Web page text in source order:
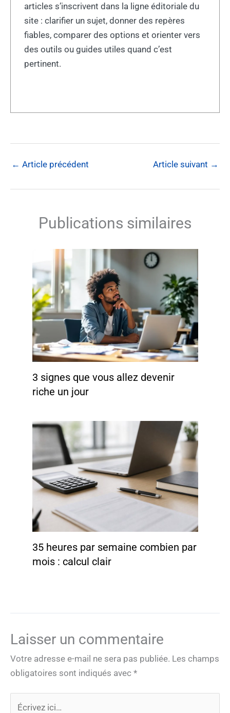
articles s’inscrivent dans la ligne éditoriale du
site : clarifier un sujet, donner des repères
fiables, comparer des options et orienter vers
des outils ou guides utiles quand c’est
pertinent.
← Article précédent Article suivant →
Publications similaires
3 signes que vous allez devenir
riche un jour
35 heures par semaine combien par
mois : calcul clair
Laisser un commentaire
Votre adresse e-mail ne sera pas publiée. Les champs
obligatoires sont indiqués avec *